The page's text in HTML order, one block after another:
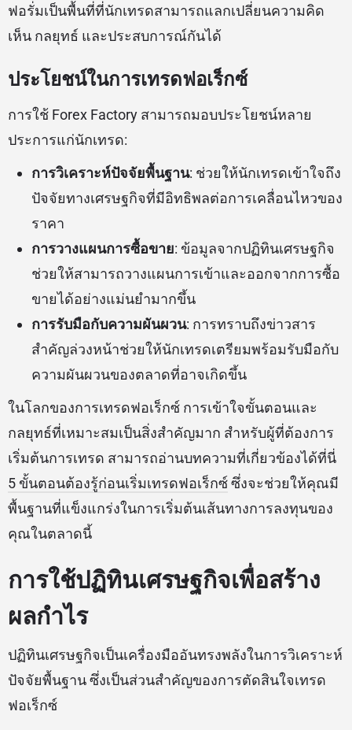
ฟอรั่มเป็นพื้นที่ที่นักเทรดสามารถแลกเปลี่ยนความคิด
เห็น กลยุทธ์ และประสบการณ์กันได้
ประโยชน์ในการเทรดฟอเร็กซ์
การใช้ Forex Factory สามารถมอบประโยชน์หลาย
ประการแก่นักเทรด:
การวิเคราะห์ปัจจัยพื้นฐาน: ช่วยให้นักเทรดเข้าใจถึง
ปัจจัยทางเศรษฐกิจที่มีอิทธิพลต่อการเคลื่อนไหวของ
ราคา
การวางแผนการซื้อขาย: ข้อมูลจากปฏิทินเศรษฐกิจ
ช่วยให้สามารถวางแผนการเข้าและออกจากการซื้อ
ขายได้อย่างแม่นยำมากขึ้น
การรับมือกับความผันผวน: การทราบถึงข่าวสาร
สำคัญล่วงหน้าช่วยให้นักเทรดเตรียมพร้อมรับมือกับ
ความผันผวนของตลาดที่อาจเกิดขึ้น
ในโลกของการเทรดฟอเร็กซ์ การเข้าใจขั้นตอนและ
กลยุทธ์ที่เหมาะสมเป็นสิ่งสำคัญมาก สำหรับผู้ที่ต้องการ
เริ่มต้นการเทรด สามารถอ่านบทความที่เกี่ยวข้องได้ที่นี่
5 ขั้นตอนต้องรู้ก่อนเริ่มเทรดฟอเร็กซ์ซึ่งจะช่วยให้คุณมี
พื้นฐานที่แข็งแกร่งในการเริ่มต้นเส้นทางการลงทุนของ
คุณในตลาดนี้
การใช้ปฏิทินเศรษฐกิจเพื่อสร้าง
ผลกำไร
ปฏิทินเศรษฐกิจเป็นเครื่องมืออันทรงพลังในการวิเคราะห์
ปัจจัยพื้นฐาน ซึ่งเป็นส่วนสำคัญของการตัดสินใจเทรด
ฟอเร็กซ์